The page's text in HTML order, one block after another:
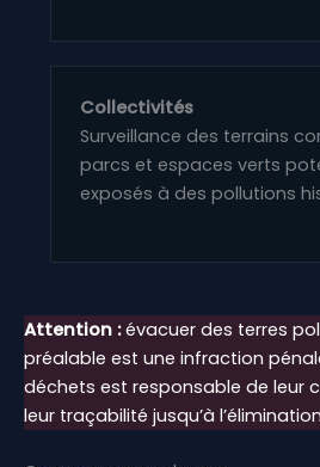
Collectivités
Surveillance des terrains
parcs et espaces verts
exposés à des pollutions
Attention :évacuer des terres
préalable est une infraction
déchets est responsable de leur
leur traçabilité jusqu’à